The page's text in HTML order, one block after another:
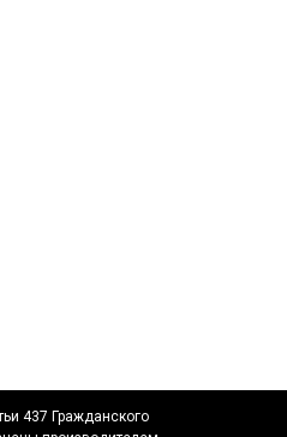
437 Гражданского